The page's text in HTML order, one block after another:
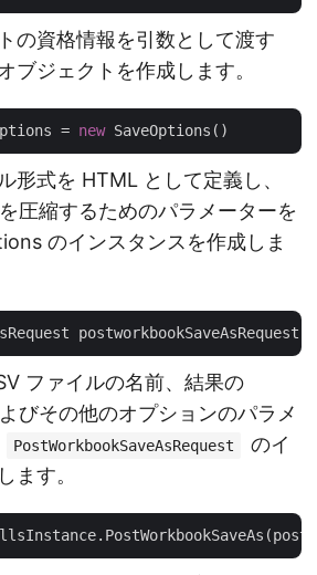
の資格情報を引数として渡す
ブジェクトを作成します。
= new
形式を HTML として定義し、
圧縮するためのパラメーターを
のインスタンスを作成しま
postworkbookSaveAsRequest
ファイルの名前、結果の
びその他のオプションのパラメ
PostWorkbookSaveAsRequest
のイ
ます。